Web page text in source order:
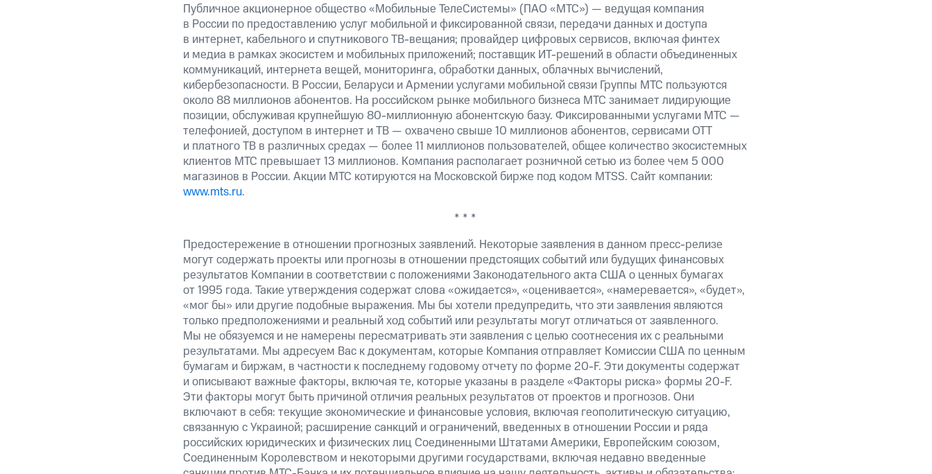
Публичное акционерное общество «Мобильные ТелеСистемы» (ПАО «МТС») — ведущая компания
в России по предоставлению услуг мобильной и фиксированной связи, передачи данных и доступа
в интернет, кабельного и спутникового ТВ-вещания; провайдер цифровых сервисов, включая финтех
и медиа в рамках экосистем и мобильных приложений; поставщик ИТ-решений в области объединенных
коммуникаций, интернета вещей, мониторинга, обработки данных, облачных вычислений,
кибербезопасности. В России, Беларуси и Армении услугами мобильной связи Группы МТС пользуются
около 88 миллионов абонентов. На российском рынке мобильного бизнеса МТС занимает лидирующие
позиции, обслуживая крупнейшую 80-миллионную абонентскую базу. Фиксированными услугами МТС —
телефонией, доступом в интернет и ТВ — охвачено свыше 10 миллионов абонентов, сервисами OTT
и платного ТВ в различных средах — более 11 миллионов пользователей, общее количество экосистемных
клиентов МТС превышает 13 миллионов. Компания располагает розничной сетью из более чем 5 000
магазинов в России. Акции МТС котируются на Московской бирже под кодом MTSS. Сайт компании:
www.mts.ru.
* * *
Предостережение в отношении прогнозных заявлений. Некоторые заявления в данном пресс-релизе
могут содержать проекты или прогнозы в отношении предстоящих событий или будущих финансовых
результатов Компании в соответствии с положениями Законодательного акта США о ценных бумагах
от 1995 года. Такие утверждения содержат слова «ожидается», «оценивается», «намеревается», «будет»,
«мог бы» или другие подобные выражения. Мы бы хотели предупредить, что эти заявления являются
только предположениями и реальный ход событий или результаты могут отличаться от заявленного.
Мы не обязуемся и не намерены пересматривать эти заявления с целью соотнесения их с реальными
результатами. Мы адресуем Вас к документам, которые Компания отправляет Комиссии США по ценным
бумагам и биржам, в частности к последнему годовому отчету по форме 20-F. Эти документы содержат
и описывают важные факторы, включая те, которые указаны в разделе «Факторы риска» формы 20-F.
Эти факторы могут быть причиной отличия реальных результатов от проектов и прогнозов. Они
включают в себя: текущие экономические и финансовые условия, включая геополитическую ситуацию,
связанную с Украиной; расширение санкций и ограничений, введенных в отношении России и ряда
российских юридических и физических лиц Соединенными Штатами Америки, Европейским союзом,
Соединенным Королевством и некоторыми другими государствами, включая недавно введенные